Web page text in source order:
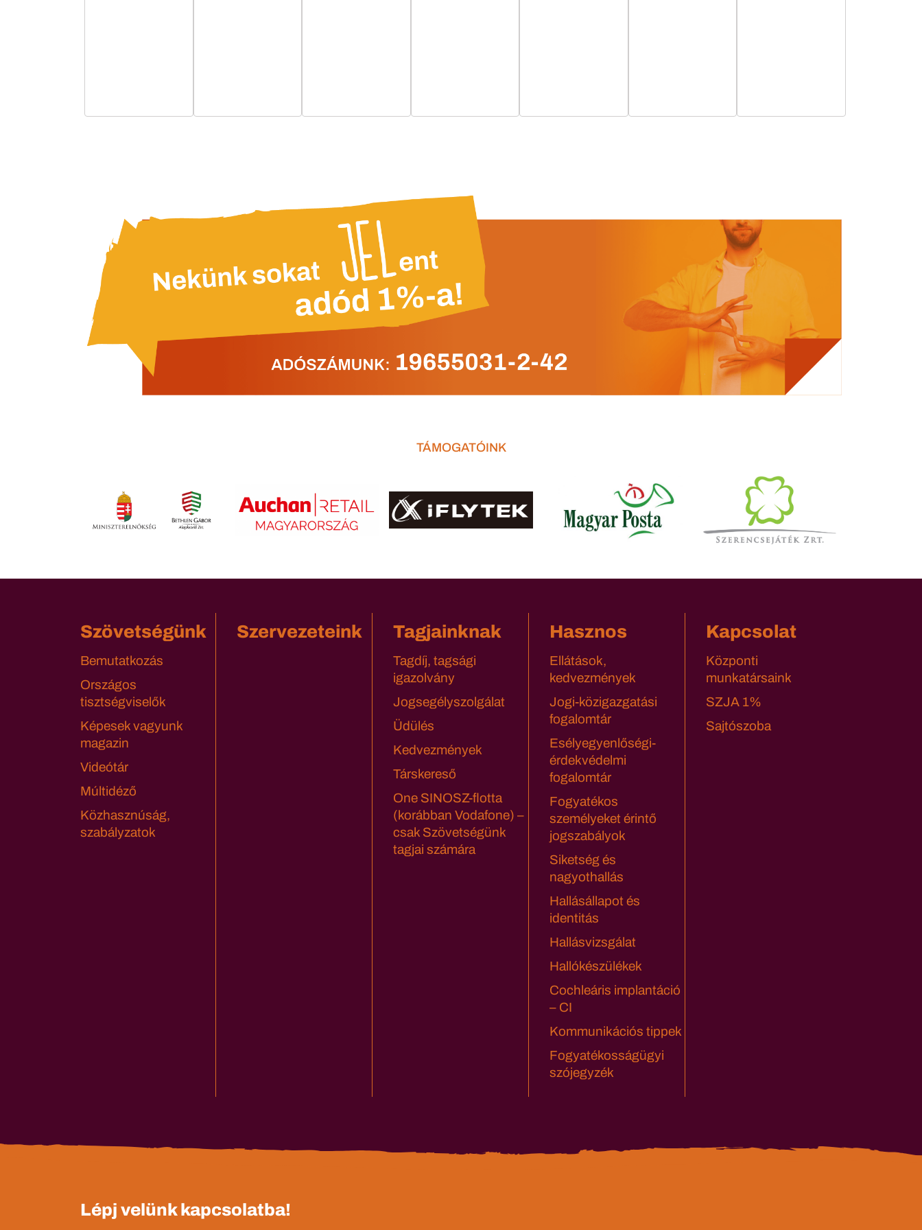
TÁMOGATÓINK
Szövetségünk
Bemutatkozás
Országos
tisztségviselők
Képesek vagyunk
magazin
Videótár
Múltidéző
Közhasznúság,
szabályzatok
Szervezeteink Tagjainknak
Tagdíj, tagsági
igazolvány
Jogsegélyszolgálat
Üdülés
Kedvezmények
Társkereső
One SINOSZ-flotta
(korábban Vodafone) –
csak Szövetségünk
tagjai számára
Hasznos
Ellátások,
kedvezmények
Jogi-közigazgatási
fogalomtár
Esélyegyenlőségi-
érdekvédelmi
fogalomtár
Fogyatékos
személyeket érintő
jogszabályok
Siketség és
nagyothallás
Hallásállapot és
identitás
Hallásvizsgálat
Hallókészülékek
Cochleáris implantáció
– CI
Kommunikációs tippek
Fogyatékosságügyi
szójegyzék
Kapcsolat
Központi
munkatársaink
SZJA 1%
Sajtószoba
Lépj velünk kapcsolatba!